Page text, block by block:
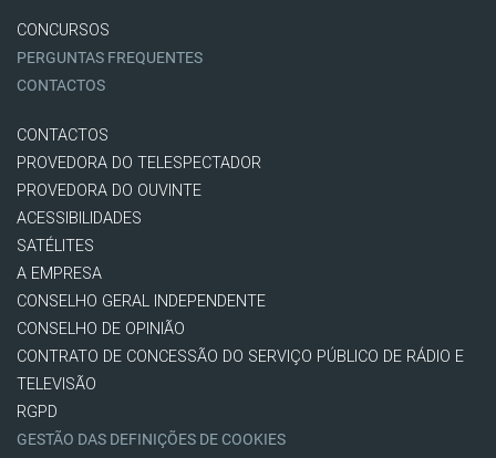
CONCURSOS
PERGUNTAS FREQUENTES
CONTACTOS
CONTACTOS
PROVEDORA DO TELESPECTADOR
PROVEDORA DO OUVINTE
ACESSIBILIDADES
SATÉLITES
A EMPRESA
CONSELHO GERAL INDEPENDENTE
CONSELHO DE OPINIÃO
CONTRATO DE CONCESSÃO DO SERVIÇO PÚBLICO DE RÁDIO E
TELEVISÃO
RGPD
GESTÃO DAS DEFINIÇÕES DE COOKIES